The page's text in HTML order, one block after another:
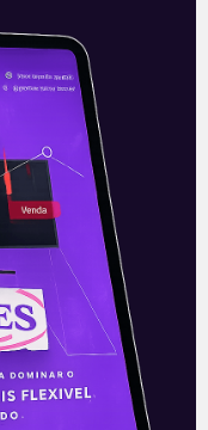
pela
de
(Agência
e pelo MME